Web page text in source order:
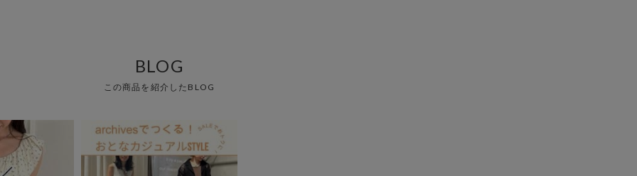
BLOG
この商品を紹介したBLOG